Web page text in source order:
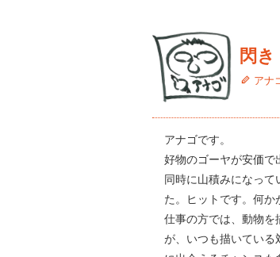
閃き
アナ
アナゴです。
好物のゴーヤが安価で
同時に山積みになっ
た。ヒットです。何か
仕事の方では、動物を
が、いつも描いている